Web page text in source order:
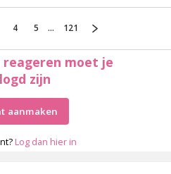
4 5 ... 121
moet je
zijn
aanmaken
Log dan hier in